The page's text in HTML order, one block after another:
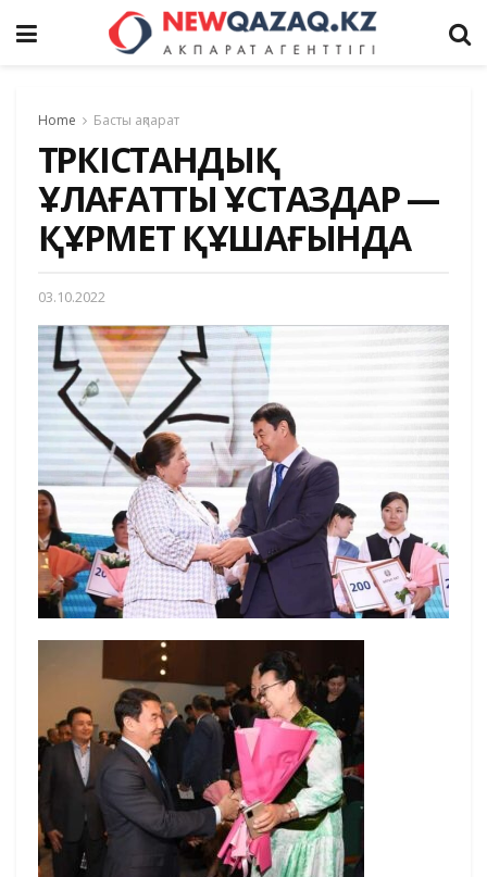
Home Басты ақпарат
ТҮРКІСТАНДЫҚ
ҰЛАҒАТТЫ ҰСТАЗДАР —
ҚҰРМЕТ ҚҰШАҒЫНДА
03.10.2022